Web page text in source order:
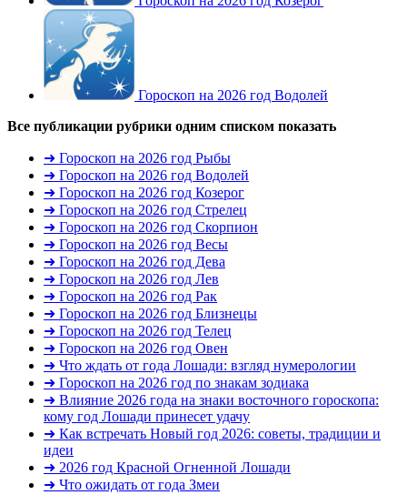
Гороскоп на 2026 год Водолей
Все публикации рубрики одним списком показать
➜ Гороскоп на 2026 год Рыбы
➜ Гороскоп на 2026 год Водолей
➜ Гороскоп на 2026 год Козерог
➜ Гороскоп на 2026 год Стрелец
➜ Гороскоп на 2026 год Скорпион
➜ Гороскоп на 2026 год Весы
➜ Гороскоп на 2026 год Дева
➜ Гороскоп на 2026 год Лев
➜ Гороскоп на 2026 год Рак
➜ Гороскоп на 2026 год Близнецы
➜ Гороскоп на 2026 год Телец
➜ Гороскоп на 2026 год Овен
➜ Что ждать от года Лошади: взгляд нумерологии
➜ Гороскоп на 2026 год по знакам зодиака
➜ Влияние 2026 года на знаки восточного гороскопа:
кому год Лошади принесет удачу
➜ Как встречать Новый год 2026: советы, традиции и
идеи
➜ 2026 год Красной Огненной Лошади
➜ Что ожидать от года Змеи